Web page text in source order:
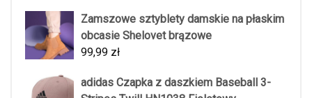
Zamszowe sztyblety damskie na płaskim
obcasie Shelovet brązowe
99,99 zł
adidas Czapka z daszkiem Baseball 3-